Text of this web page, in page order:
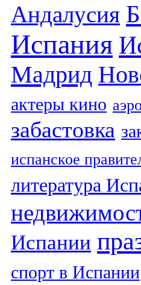
Андалусия
Испания
Мадрид
актеры кино
забастовка
испанское
литература
Испании
спорт в Испании